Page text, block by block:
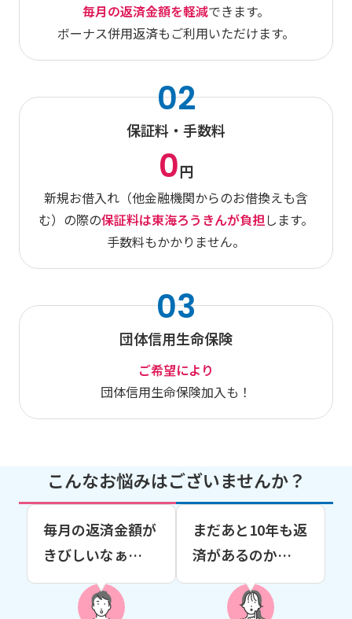
毎月の返済金額を軽減できます。
ボーナス併用返済もご利用いただけます。
02
保証料・手数料
0円
新規お借入れ（他金融機関からのお借換えも含
む）の際の保証料は東海ろうきんが負担します。
手数料もかかりません。
03
団体信用生命保険
ご希望により
団体信用生命保険加入も！
こんなお悩みはございませんか？
毎月の返済金額が
きびしいなぁ…
まだあと10年も返
済があるのか…